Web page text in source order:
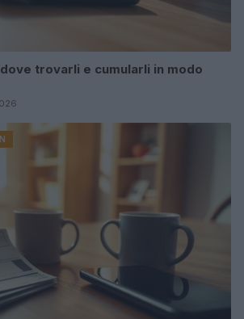
trovarli e cumularli in modo